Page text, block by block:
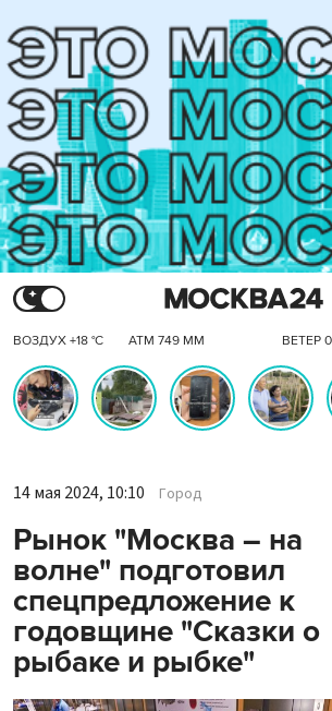
ВОЗДУХ +18 °C АТМ 749 ММ ВЕТЕР
14 мая 2024, 10:10 Город
Рынок "Москва – на
волне" подготовил
спецпредложение к
годовщине "Сказки о
рыбаке и рыбке"